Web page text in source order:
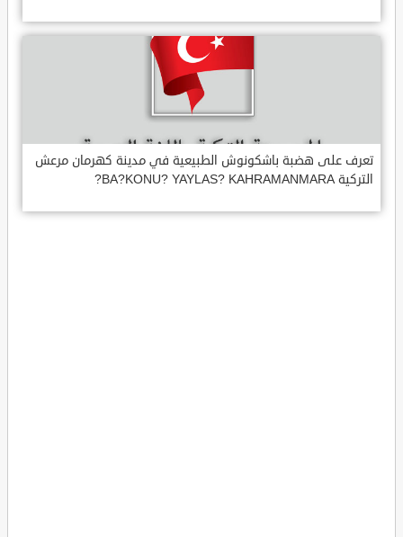
تعرف على هضبة باشكونوش الطبيعية في مدينة كهرمان مرعش
التركية BA?KONU? YAYLAS? KAHRAMANMARA?